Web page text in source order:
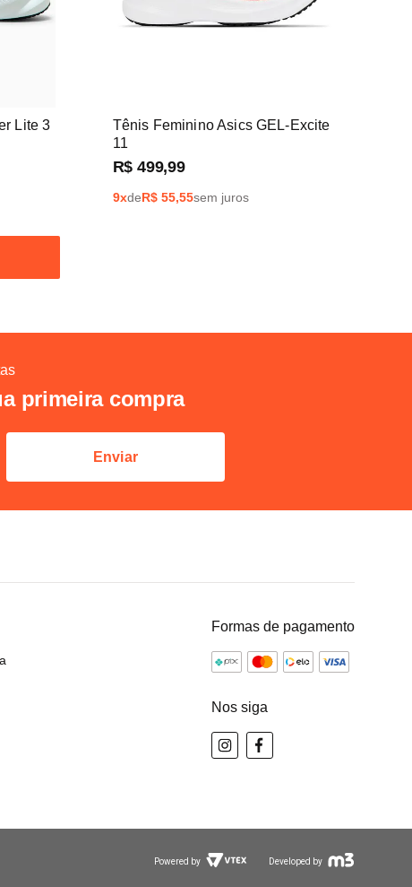
Lite 3
Tênis Feminino Asics GEL-Excite
11
R$ 499,99
9xdeR$ 55,55sem juros
primeira compra
Enviar
Formas de pagamento
Nos siga
Powered by Developed by